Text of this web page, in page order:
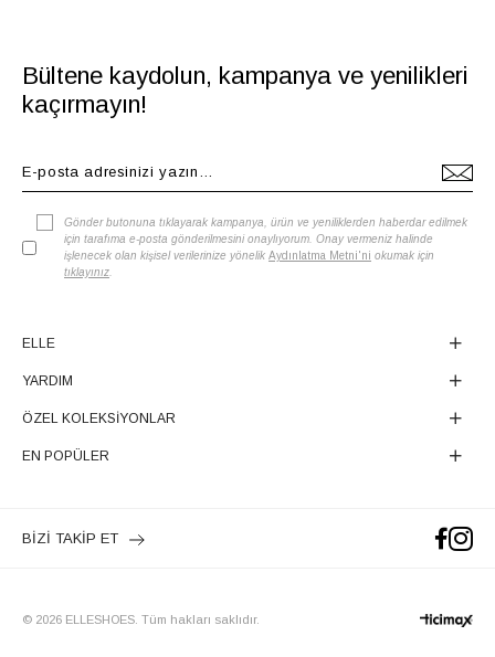
Bültene kaydolun, kampanya ve yenilikleri
kaçırmayın!
Gönder butonuna tıklayarak kampanya, ürün ve yeniliklerden haberdar edilmek
için tarafıma e-posta gönderilmesini onaylıyorum. Onay vermeniz halinde
işlenecek olan kişisel verilerinize yönelik Aydınlatma Metni'ni okumak için
tıklayınız
ELLE
YARDIM
ÖZEL KOLEKSİYONLAR
EN POPÜLER
BİZİ TAKİP ET
© 2026 ELLESHOES. Tüm hakları saklıdır.